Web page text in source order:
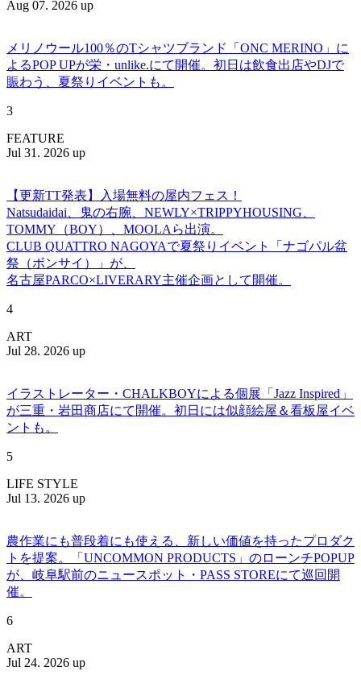
Aug 07. 2026 up
メリノウール100％のTシャツブランド「ONC MERINO」に
よるPOP UPが栄・unlike.にて開催。初日は飲食出店やDJで
賑わう、夏祭りイベントも。
3
FEATURE
Jul 31. 2026 up
【更新TT発表】入場無料の屋内フェス！
Natsudaidai、鬼の右腕、NEWLY×TRIPPYHOUSING、
TOMMY（BOY）、MOOLAら出演。
CLUB QUATTRO NAGOYAで夏祭りイベント「ナゴパル盆
祭（ボンサイ）」が、
名古屋PARCO×LIVERARY主催企画として開催。
4
ART
Jul 28. 2026 up
イラストレーター・CHALKBOYによる個展「Jazz Inspired」
が三重・岩田商店にて開催。初日には似顔絵屋＆看板屋イベ
ントも。
5
LIFE STYLE
Jul 13. 2026 up
農作業にも普段着にも使える、新しい価値を持ったプロダク
トを提案。「UNCOMMON PRODUCTS」のローンチPOPUP
が、岐阜駅前のニュースポット・PASS STOREにて巡回開
催。
6
ART
Jul 24. 2026 up